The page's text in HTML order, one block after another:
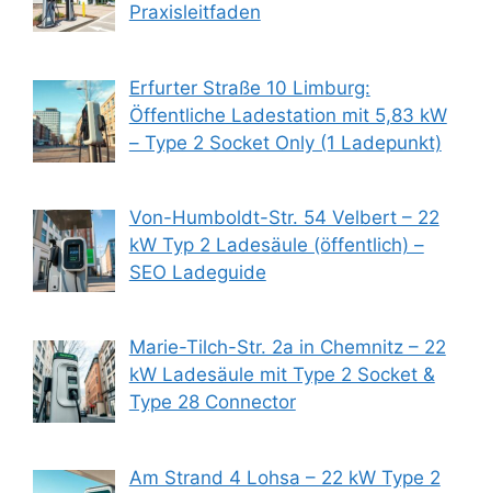
Praxisleitfaden
Erfurter Straße 10 Limburg:
Öffentliche Ladestation mit 5,83 kW
– Type 2 Socket Only (1 Ladepunkt)
Von-Humboldt-Str. 54 Velbert – 22
kW Typ 2 Ladesäule (öffentlich) –
SEO Ladeguide
Marie-Tilch-Str. 2a in Chemnitz – 22
kW Ladesäule mit Type 2 Socket &
Type 28 Connector
Am Strand 4 Lohsa – 22 kW Type 2